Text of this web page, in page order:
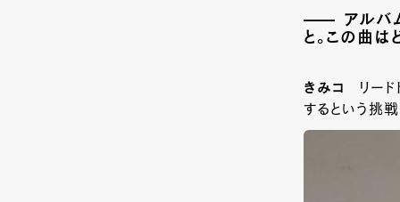
アルバ
と。この曲
きみコ
リー
するという挑戦